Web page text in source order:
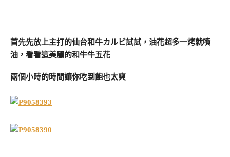
首先先放上主打的仙台和牛カルビ試試，油花超多一烤就噴
油，看看這美麗的和牛牛五花
兩個小時的時間讓你吃到飽也太爽